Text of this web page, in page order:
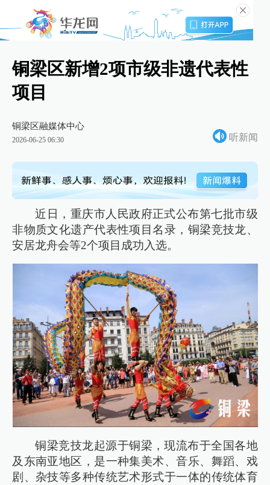
铜梁区新增2项市级非遗代表性
项目
铜梁区融媒体中心
2026-06-25 06:30 听新闻
近日，重庆市人民政府正式公布第七批市级
非物质文化遗产代表性项目名录，铜梁竞技龙、
安居龙舟会等2个项目成功入选。
铜梁竞技龙起源于铜梁，现流布于全国各地
及东南亚地区，是一种集美术、音乐、舞蹈、戏
剧、杂技等多种传统艺术形式于一体的传统体育